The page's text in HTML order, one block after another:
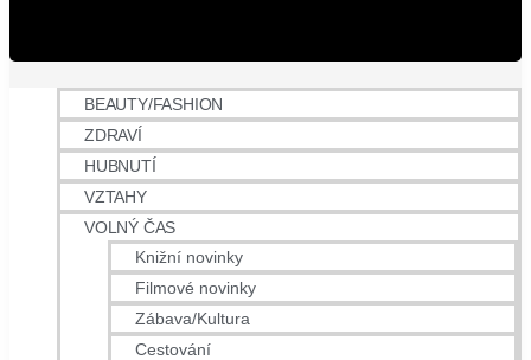
BEAUTY/FASHION
ZDRAVÍ
HUBNUTÍ
VZTAHY
VOLNÝ ČAS
Knižní novinky
Filmové novinky
Zábava/Kultura
Cestování